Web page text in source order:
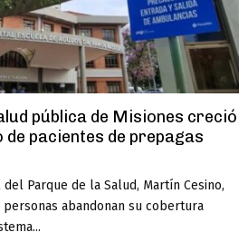
pública de Misiones creció
de pacientes de prepagas
Parque de la Salud, Martín Cesino,
abandonan su cobertura